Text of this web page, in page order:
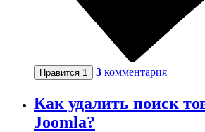
Нравится 1 3 комментария
Как удалить поиск
Joomla?